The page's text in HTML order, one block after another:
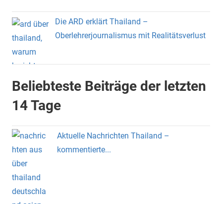
Die ARD erklärt Thailand –
Oberlehrerjournalismus mit Realitätsverlust
Beliebteste Beiträge der letzten
14 Tage
Aktuelle Nachrichten Thailand –
kommentierte...